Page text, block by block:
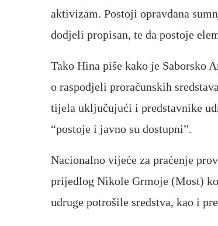
aktivizam. Postoji opravdana
dodjeli propisan, te da postoje
Tako Hina piše kako je Saborsko
o raspodjeli proračunskih
tijela uključujući i predstavnike
“postoje i javno su dostupni”.
Nacionalno vijeće za praćenje
prijedlog Nikole Grmoje (Most)
udruge potrošile sredstva, kao i